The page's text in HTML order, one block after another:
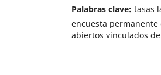
Palabras clave: tasas
encuesta permanente
abiertos vinculados